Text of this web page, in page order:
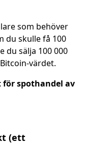
som behöver
du skulle få 100
du sälja 100 000
värdet.
spothandel av
(ett